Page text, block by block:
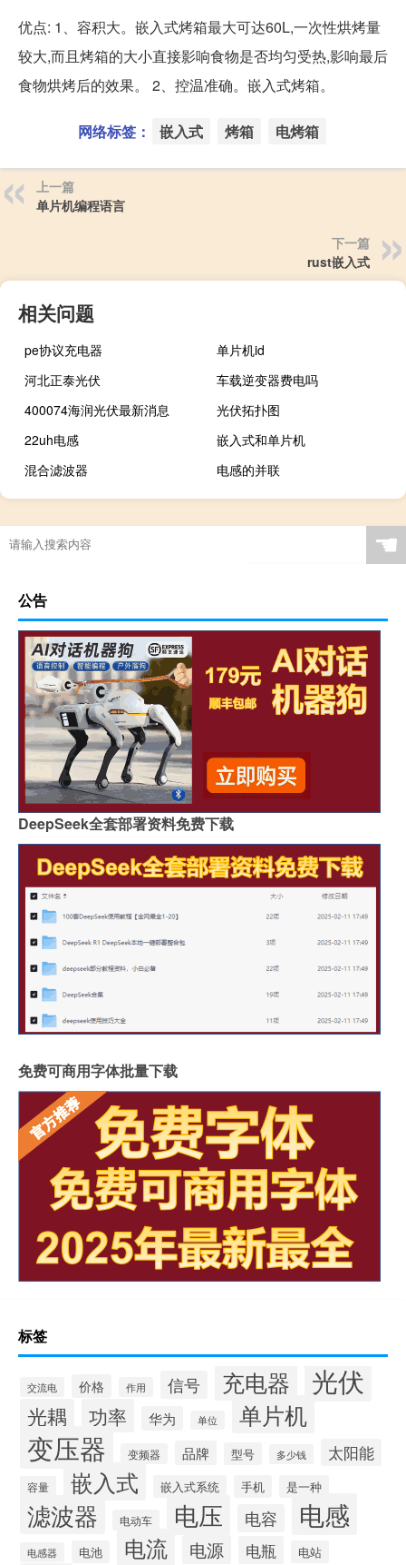
优点: 1、容积大。嵌入式烤箱最大可达60L,一次性烘烤量
较大,而且烤箱的大小直接影响食物是否均匀受热,影响最后
食物烘烤后的效果。 2、控温准确。嵌入式烤箱。
网络标签： 嵌入式 烤箱 电烤箱
上一篇
单片机编程语言
下一篇
rust嵌入式
相关问题
pe协议充电器
单片机id
河北正泰光伏
车载逆变器费电吗
400074海润光伏最新消息
光伏拓扑图
22uh电感
嵌入式和单片机
混合滤波器
电感的并联
☚
公告
DeepSeek全套部署资料免费下载
免费可商用字体批量下载
标签
交流电 价格 作用 信号 充电器 光伏
光耦 功率 华为 单位 单片机
变压器 变频器 品牌 型号 多少钱 太阳能
容量 嵌入式 嵌入式系统 手机 是一种
滤波器 电动车 电压 电容 电感
电感器 电池 电流 电源 电瓶 电站